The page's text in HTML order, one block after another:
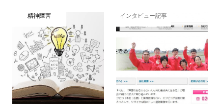
精神障害 インタビュー記事